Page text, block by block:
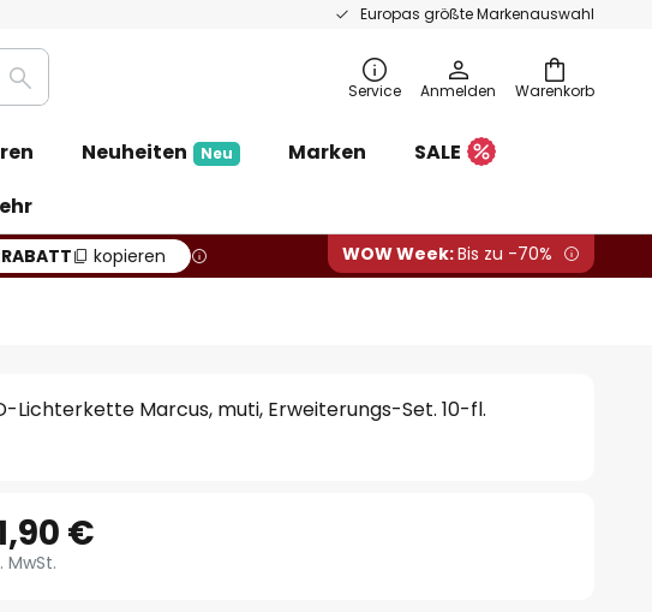
Europas größte Markenauswahl
Warenkorb
Suche Service Anmelden
Neuheiten Neu Marken
SALE
RABATT kopieren WOW Week:Bis zu -70%
Lichterkette Marcus, muti, Erweiterungs-Set. 10-fl.
€
MwSt.